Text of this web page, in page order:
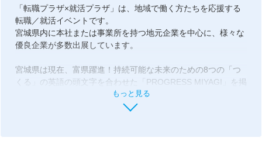
「転職プラザ×就活プラザ」は、地域で働く方たちを応援する
転職／就活イベントです。
宮城県内に本社または事業所を持つ地元企業を中心に、様々な
優良企業が多数出展しています。
宮城県は現在、富県躍進！持続可能な未来のための8つの「つ
くる」の英語の頭文字を合わせた「PROGRESS MIYAGI」を掲
8つの「つくる」の中でも政策推進の基本方向の4つの柱では
もっと見る